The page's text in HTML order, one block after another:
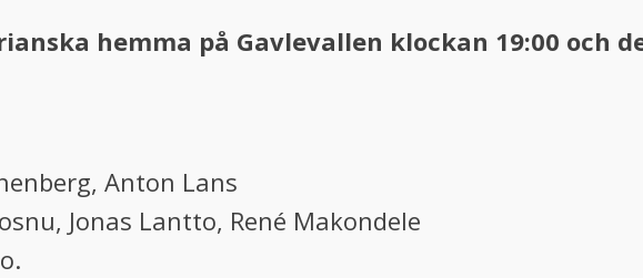
hemma på Gavlevallen klockan 19:00 och
Anton Lans
Jonas Lantto, René Makondele